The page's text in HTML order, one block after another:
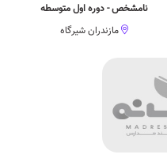
نامشخص - دوره اول متوسطه
مازندران شیرگاه